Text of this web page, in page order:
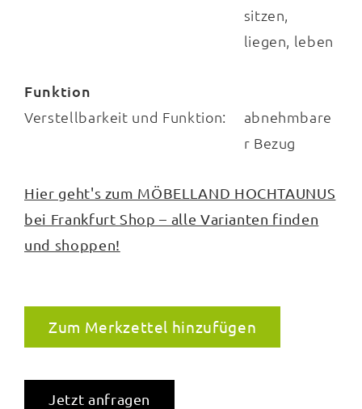
sitzen,
liegen, leben
Funktion
Verstellbarkeit und Funktion:
abnehmbare
r Bezug
Hier geht's zum MÖBELLAND HOCHTAUNUS
bei Frankfurt Shop – alle Varianten finden
und shoppen!
Zum Merkzettel hinzufügen
Jetzt anfragen